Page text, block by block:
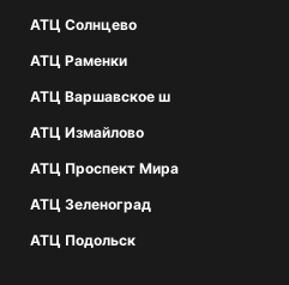
АТЦ Солнцево
АТЦ Раменки
АТЦ Варшавское ш
АТЦ Измайлово
АТЦ Проспект Мира
АТЦ Зеленоград
АТЦ Подольск